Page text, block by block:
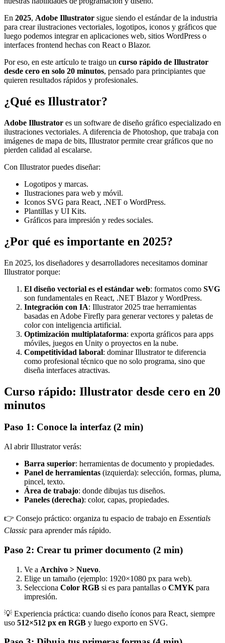
En 2025, Adobe Illustrator sigue siendo el estándar de la industria
para crear ilustraciones vectoriales, logotipos, iconos y gráficos que
luego podemos integrar en aplicaciones web, sitios WordPress o
interfaces frontend hechas con React o Blazor.
Por eso, en este artículo te traigo un curso rápido de Illustrator
desde cero en solo 20 minutos, pensado para principiantes que
quieren resultados rápidos y profesionales.
¿Qué es Illustrator?
Adobe Illustrator es un software de diseño gráfico especializado en
ilustraciones vectoriales. A diferencia de Photoshop, que trabaja con
imágenes de mapa de bits, Illustrator permite crear gráficos que no
pierden calidad al escalarse.
Con Illustrator puedes diseñar:
Logotipos y marcas.
Ilustraciones para web y móvil.
Iconos SVG para React, .NET o WordPress.
Plantillas y UI Kits.
Gráficos para impresión y redes sociales.
¿Por qué es importante en 2025?
En 2025, los diseñadores y desarrolladores necesitamos dominar
Illustrator porque:
El diseño vectorial es el estándar web: formatos como SVG
son fundamentales en React, .NET Blazor y WordPress.
Integración con IA: Illustrator 2025 trae herramientas
basadas en Adobe Firefly para generar vectores y paletas de
color con inteligencia artificial.
Optimización multiplataforma: exporta gráficos para apps
móviles, juegos en Unity o proyectos en la nube.
Competitividad laboral: dominar Illustrator te diferencia
como profesional técnico que no solo programa, sino que
diseña interfaces atractivas.
Curso rápido: Illustrator desde cero en 20
minutos
Paso 1: Conoce la interfaz (2 min)
Al abrir Illustrator verás:
Barra superior: herramientas de documento y propiedades.
Panel de herramientas (izquierda): selección, formas, pluma,
pincel, texto.
Área de trabajo: donde dibujas tus diseños.
Paneles (derecha): color, capas, propiedades.
👉 Consejo práctico: organiza tu espacio de trabajo en Essentials
Classic para aprender más rápido.
Paso 2: Crear tu primer documento (2 min)
Ve a Archivo > Nuevo.
Elige un tamaño (ejemplo: 1920×1080 px para web).
Selecciona Color RGB si es para pantallas o CMYK para
impresión.
💡 Experiencia práctica: cuando diseño íconos para React, siempre
uso 512×512 px en RGB y luego exporto en SVG.